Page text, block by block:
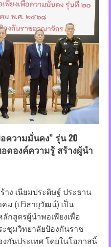
ความมั่นคง” รุ่น 20
ดองค์ความรู้ สร้างผู้นำ
ง​ เนียม​ประดิษฐ์​ ประธาน​
คม​ (ปวิธายุวัฒน์)​ เป็น
กสูตร​ผู้นำ​พอเพียง​เพื่อ​
ชุม​วิทยาลัย​ป้องกัน​ราช​
กัน​ประเทศ​ โดยในโอกาส​นี้​